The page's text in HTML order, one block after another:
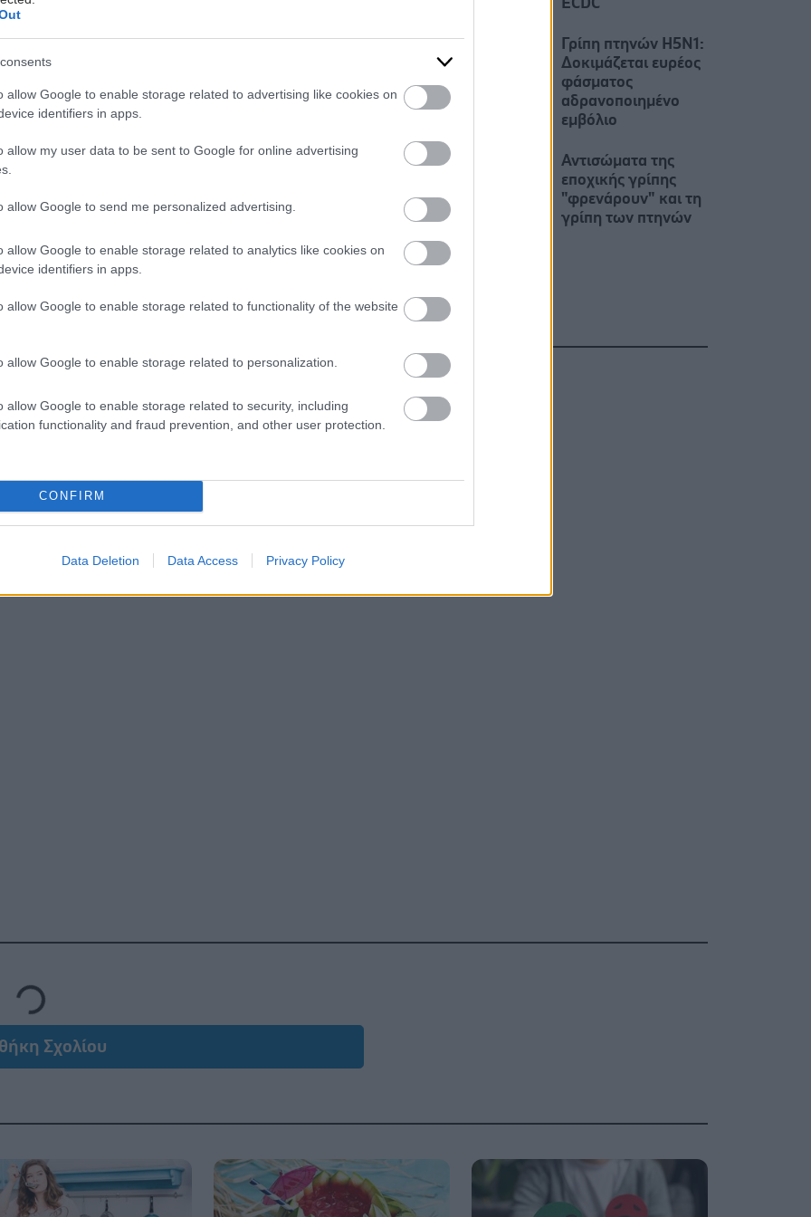
allow Google to enable storage related to advertising like cookies on
identifiers in apps.
allow my user data to be sent to Google for online advertising
allow Google to send me personalized advertising.
allow Google to enable storage related to analytics like cookies on
identifiers in apps.
allow Google to enable storage related to functionality of the website
allow Google to enable storage related to personalization.
allow Google to enable storage related to security, including
functionality and fraud prevention, and other user protection.
CONFIRM
Data Deletion Data Access Privacy Policy
διαβήτης και καλοκαίρι
ECDC
Γρίπη πτηνών H5N1:
Δοκιμάζεται ευρέος
φάσματος
αδρανοποιημένο
εμβόλιο
Αντισώματα της
εποχικής γρίπης
"φρενάρουν" και τη
γρίπη των πτηνών
Loading...
Σχολίου